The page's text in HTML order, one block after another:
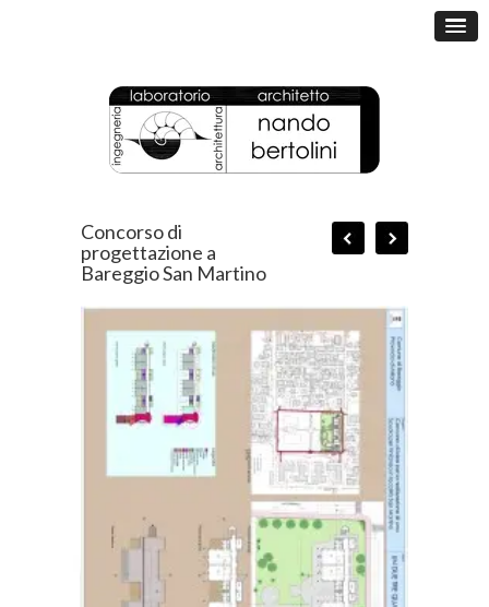
Concorso di
progettazione a
Bareggio San Martino